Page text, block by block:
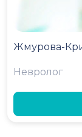
Жмурова-
Невролог